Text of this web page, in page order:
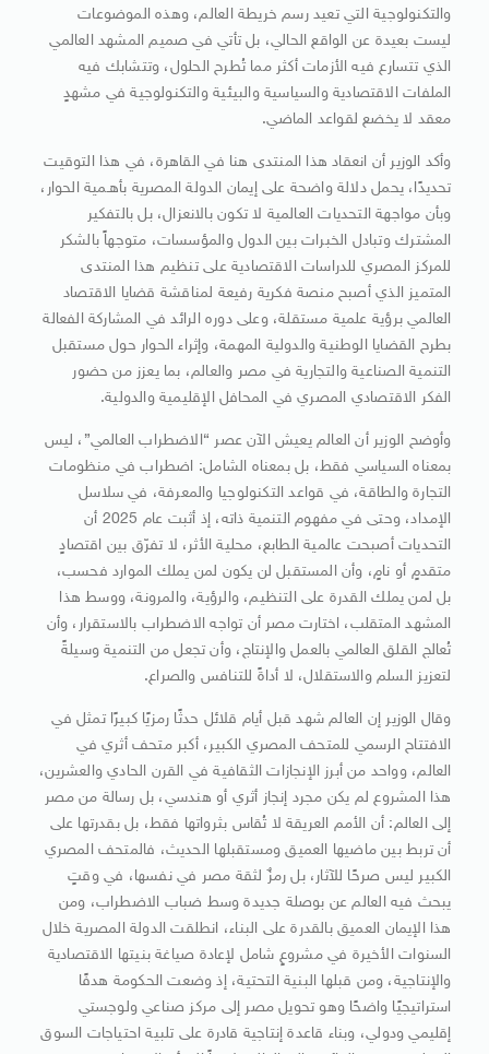
والتكنولوجية التي تعيد رسم خريطة العالم، وهذه الموضوعات
ليست بعيدة عن الواقع الحالي، بل تأتي في صميم المشهد العالمي
الذي تتسارع فيه الأزمات أكثر مما تُطرح الحلول، وتتشابك فيه
الملفات الاقتصادية والسياسية والبيئية والتكنولوجية في مشهدٍ
معقد لا يخضع لقواعد الماضي.
وأكد الوزير أن انعقاد هذا المنتدى هنا في القاهرة، في هذا التوقيت
تحديدًا، يحمل دلالة واضحة على إيمان الدولة المصرية بأهـمية الحوار،
وبأن مواجهة التحديات العالمية لا تكون بالانعزال، بل بالتفكير
المشترك وتبادل الخبرات بين الدول والمؤسسات، متوجهاً بالشكر
للمركز المصري للدراسات الاقتصادية على تنظيم هذا المنتدى
المتميز الذي أصبح منصة فكرية رفيعة لمناقشة قضايا الاقتصاد
العالمي برؤية علمية مستقلة، وعلى دوره الرائد في المشاركة الفعالة
بطرح القضايا الوطنية والدولية المهمة، وإثراء الحوار حول مستقبل
التنمية الصناعية والتجارية في مصر والعالم، بما يعزز من حضور
الفكر الاقتصادي المصري في المحافل الإقليمية والدولية.
وأوضح الوزير أن العالم يعيش الآن عصر “الاضطراب العالمي”، ليس
بمعناه السياسي فقط، بل بمعناه الشامل: اضطراب في منظومات
التجارة والطاقة، في قواعد التكنولوجيا والمعرفة، في سلاسل
الإمداد، وحتى في مفهوم التنمية ذاته، إذ أثبت عام 2025 أن
التحديات أصبحت عالمية الطابع، محلية الأثر، لا تفرّق بين اقتصادٍ
متقدمٍ أو نامٍ، وأن المستقبل لن يكون لمن يملك الموارد فحسب،
بل لمن يملك القدرة على التنظيم، والرؤية، والمرونة، ووسط هذا
المشهد المتقلب، اختارت مصر أن تواجه الاضطراب بالاستقرار، وأن
تُعالج القلق العالمي بالعمل والإنتاج، وأن تجعل من التنمية وسيلةً
لتعزيز السلم والاستقلال، لا أداةً للتنافس والصراع.
وقال الوزير إن العالم شهد قبل أيام قلائل حدثًا رمزيًا كبيرًا تمثل في
الافتتاح الرسمي للمتحف المصري الكبير، أكبر متحف أثري في
العالم، وواحد من أبرز الإنجازات الثقافية في القرن الحادي والعشرين،
هذا المشروع لم يكن مجرد إنجاز أثري أو هندسي، بل رسالة من مصر
إلى العالم: أن الأمم العريقة لا تُقاس بثرواتها فقط، بل بقدرتها على
أن تربط بين ماضيها العميق ومستقبلها الحديث، فالمتحف المصري
الكبير ليس صرحًا للآثار، بل رمزٌ لثقة مصر في نفسها، في وقتٍ
يبحث فيه العالم عن بوصلة جديدة وسط ضباب الاضطراب، ومن
هذا الإيمان العميق بالقدرة على البناء، انطلقت الدولة المصرية خلال
السنوات الأخيرة في مشروعٍ شامل لإعادة صياغة بنيتها الاقتصادية
والإنتاجية، ومن قبلها البنية التحتية، إذ وضعت الحكومة هدفًا
استراتيجيًا واضحًا وهو تحويل مصر إلى مركز صناعي ولوجستي
إقليمي ودولي، وبناء قاعدة إنتاجية قادرة على تلبية احتياجات السوق